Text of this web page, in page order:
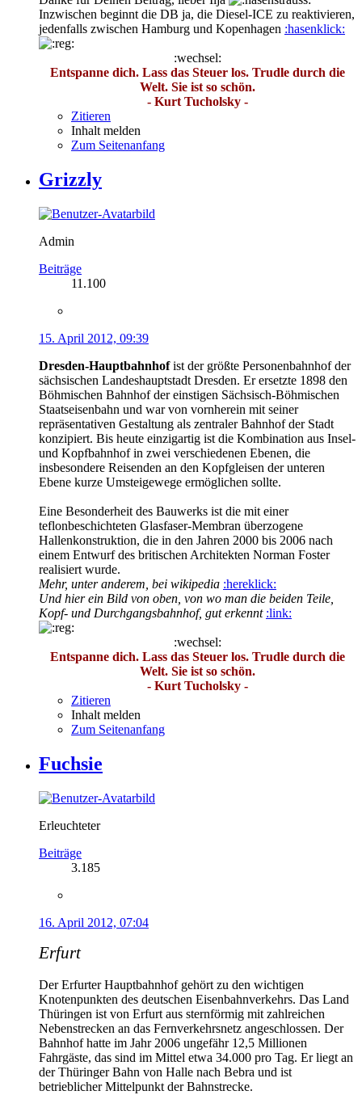
Inzwischen beginnt die DB ja, die Diesel-ICE zu reaktivieren,
jedenfalls zwischen Hamburg und Kopenhagen :hasenklick:
:wechsel:
Entspanne dich. Lass das Steuer los. Trudle durch die
Welt. Sie ist so schön.
- Kurt Tucholsky -
Zitieren
Inhalt melden
Zum Seitenanfang
Grizzly
Admin
Beiträge
11.100
15. April 2012, 09:39
Dresden-Hauptbahnhofist der größte Personenbahnhof der
sächsischen Landeshauptstadt Dresden. Er ersetzte 1898 den
Böhmischen Bahnhof der einstigen Sächsisch-Böhmischen
Staatseisenbahn und war von vornherein mit seiner
repräsentativen Gestaltung als zentraler Bahnhof der Stadt
konzipiert. Bis heute einzigartig ist die Kombination aus Insel-
und Kopfbahnhof in zwei verschiedenen Ebenen, die
insbesondere Reisenden an den Kopfgleisen der unteren
Ebene kurze Umsteigewege ermöglichen sollte.
Eine Besonderheit des Bauwerks ist die mit einer
teflonbeschichteten Glasfaser-Membran überzogene
Hallenkonstruktion, die in den Jahren 2000 bis 2006 nach
einem Entwurf des britischen Architekten Norman Foster
realisiert wurde.
Mehr, unter anderem, bei wikipedia :hereklick:
Und hier ein Bild von oben, von wo man die beiden Teile,
Kopf- und Durchgangsbahnhof, gut erkennt :link:
:wechsel:
Entspanne dich. Lass das Steuer los. Trudle durch die
Welt. Sie ist so schön.
- Kurt Tucholsky -
Zitieren
Inhalt melden
Zum Seitenanfang
Fuchsie
Erleuchteter
Beiträge
3.185
16. April 2012, 07:04
Erfurt
Der Erfurter Hauptbahnhof gehört zu den wichtigen
Knotenpunkten des deutschen Eisenbahnverkehrs. Das Land
Thüringen ist von Erfurt aus sternförmig mit zahlreichen
Nebenstrecken an das Fernverkehrsnetz angeschlossen. Der
Bahnhof hatte im Jahr 2006 ungefähr 12,5 Millionen
Fahrgäste, das sind im Mittel etwa 34.000 pro Tag. Er liegt an
der Thüringer Bahn von Halle nach Bebra und ist
betrieblicher Mittelpunkt der Bahnstrecke.